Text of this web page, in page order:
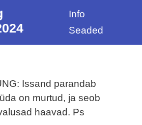
Info
Seaded
Issand parandab
on murtud, ja seob
haavad. Ps